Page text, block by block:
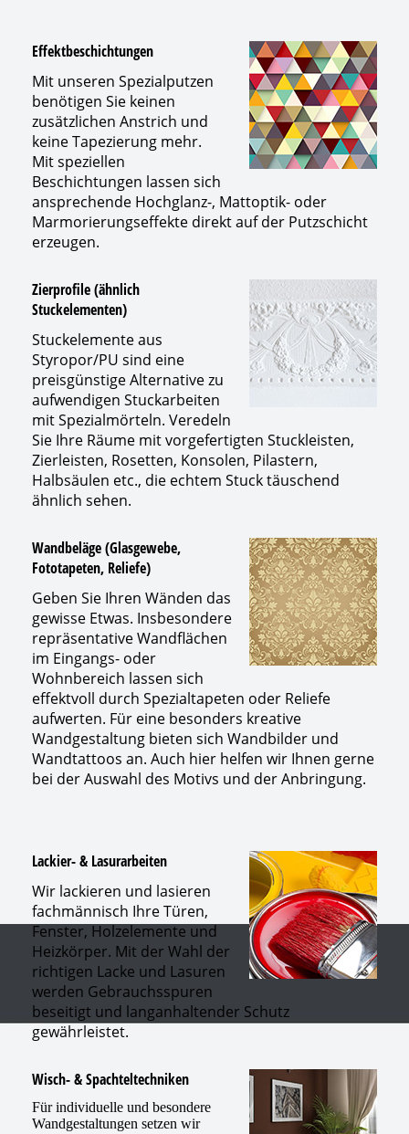
Effektbeschichtungen
Mit unseren Spezialputzen
benötigen Sie keinen
zusätzlichen Anstrich und
keine Tapezierung mehr.
Mit speziellen
Beschichtungen lassen sich
ansprechende Hochglanz-, Mattoptik- oder
Marmorierungseffekte direkt auf der Putzschicht
erzeugen.
Zierprofile (ähnlich
Stuckelementen)
Stuckelemente aus
Styropor/PU sind eine
preisgünstige Alternative zu
aufwendigen Stuckarbeiten
mit Spezialmörteln. Veredeln
Sie Ihre Räume mit vorgefertigten Stuckleisten,
Zierleisten, Rosetten, Konsolen, Pilastern,
Halbsäulen etc., die echtem Stuck täuschend
ähnlich sehen.
Wandbeläge (Glasgewebe,
Fototapeten, Reliefe)
Geben Sie Ihren Wänden das
gewisse Etwas. Insbesondere
repräsentative Wandflächen
im Eingangs- oder
Wohnbereich lassen sich
effektvoll durch Spezialtapeten oder Reliefe
aufwerten. Für eine besonders kreative
Wandgestaltung bieten sich Wandbilder und
Wandtattoos an. Auch hier helfen wir Ihnen gerne
bei der Auswahl des Motivs und der Anbringung.
Lackier- & Lasurarbeiten
Wir lackieren und lasieren
fachmännisch Ihre Türen,
Fenster, Holzelemente und
Heizkörper. Mit der Wahl der
richtigen Lacke und Lasuren
werden Gebrauchsspuren
beseitigt und langanhaltender Schutz
gewährleistet.
Wisch- & Spachteltechniken
Für individuelle und besondere
Wandgestaltungen setzen wir